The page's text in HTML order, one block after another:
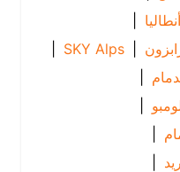
|
|
SKY Alps
|
|
|